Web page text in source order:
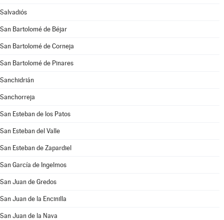
Salvadiós
San Bartolomé de Béjar
San Bartolomé de Corneja
San Bartolomé de Pinares
Sanchidrián
Sanchorreja
San Esteban de los Patos
San Esteban del Valle
San Esteban de Zapardiel
San García de Ingelmos
San Juan de Gredos
San Juan de la Encinilla
San Juan de la Nava